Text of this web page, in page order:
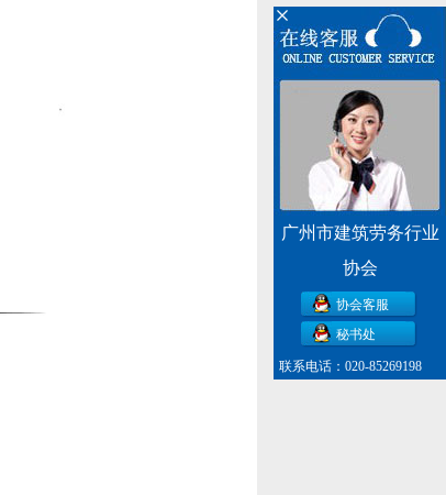
广州市建筑劳务行业
协会
协会客服
秘书处
联系电话：020-85269198